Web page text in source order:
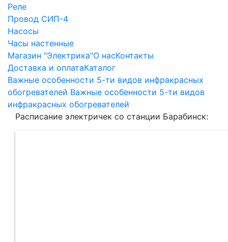
Реле
Провод СИП-4
Насосы
Часы настенные
Магазин "Электрика"О насКонтакты
Доставка и оплатаКаталог
Важные особенности 5-ти видов инфракрасных
обогревателей Важные особенности 5-ти видов
инфракрасных обогревателей
Расписание электричек со станции Барабинск: